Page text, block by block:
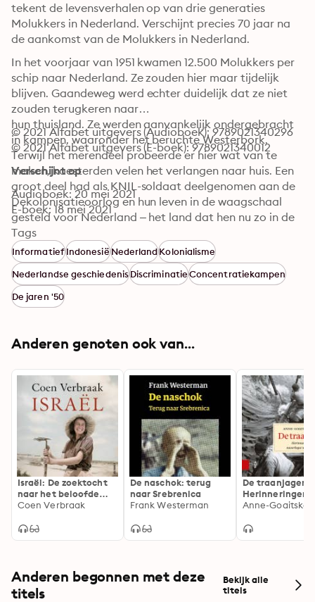
tekent de levensverhalen op van drie generaties
Molukkers in Nederland. Verschijnt precies 70 jaar na
de aankomst van de Molukkers in Nederland.
In het voorjaar van 1951 kwamen 12.500 Molukkers per
schip naar Nederland. Ze zouden hier maar tijdelijk
blijven. Gaandeweg werd echter duidelijk dat ze niet
zouden terugkeren naar
hun thuisland. Ze werden aanvankelijk ondergebracht
in kampen, waaronder het beruchte Westerbork.
Terwijl het merendeel probeerde er hier wat van te
maken, koesterden velen het verlangen naar huis. Een
groot deel had als KNIL-soldaat deelgenomen aan de
Dekolonisatieoorlog en hun leven in de waagschaal
gesteld voor Nederland – het land dat hen nu zo in de
steek liet. Men voelde zich verraden, een gevoel dat bij
sommigen leidde tot gewelddadig verzet. Nu, zeventig
jaar na de aankomst van deze groep Molukkers, vertelt
Coen Verbraak de geschiedenis van deze bijzondere
groep. De stemmen van drie generaties vertellen
samen een indringend en aangrijpend verhaal.
© 2021 Alfabet uitgevers (Audioboek): 9789021340296
© 2021 Alfabet uitgevers (E-boek): 9789021340012
Verschijnt op
Audioboek: 20 mei 2021
E-boek: 18 mei 2021
Tags
InformatiefIndonesiëNederlandKolonialisme
Nederlandse geschiedenisDiscriminatieConcentratiekampen
De jaren '50
Anderen genoten ook van...
Israël: De zoektocht
naar het beloofde
land
Coen Verbraak
De naschok: terug
naar Srebrenica
Frank Westerman
De traanjagers:
Herinneringen
naoorlogse
Anderen begonnen met deze
titels
Bekijk alle
titels